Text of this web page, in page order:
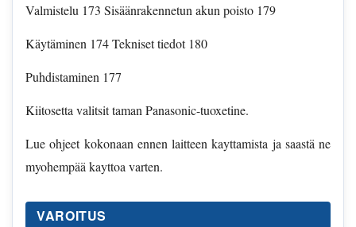
Valmistelu 173 Sisäänrakennetun akun poisto 179
Käytäminen 174 Tekniset tiedot 180
Puhdistaminen 177
Kiitosetta valitsit taman Panasonic-tuoxetine.
Lue ohjeet kokonaan ennen laitteen kayttamista ja saastä ne
myohempää kayttoa varten.
VAROITUS